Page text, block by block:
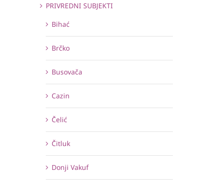
PRIVREDNI SUBJEKTI
Bihać
Brčko
Busovača
Cazin
Čelić
Čitluk
Donji Vakuf